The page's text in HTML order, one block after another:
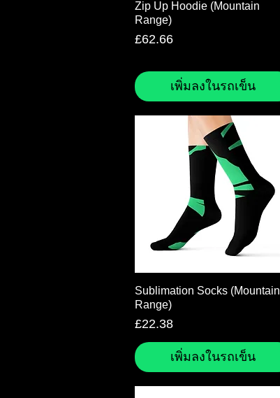
ดูข้อมูลด่วน
Zip Up Hoodie (Mountain
Range)
ราคา
£62.66
เพิ่มลงในรถเข็น
ดูข้อมูลด่วน
Sublimation Socks (Mountain
Range)
ราคา
£22.38
เพิ่มลงในรถเข็น